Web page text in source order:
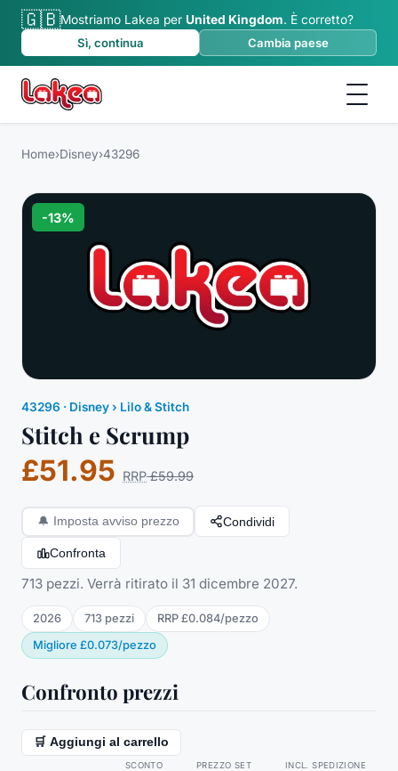
🇬🇧Mostriamo Lakea per United Kingdom. È corretto?
Sì, continua
Cambia paese
Home›Disney›43296
-13%
43296 · Disney› Lilo & Stitch
Stitch e Scrump
£51.95 RRP £59.99
🔔 Imposta avviso prezzo Condividi
Confronta
713 pezzi. Verrà ritirato il 31 dicembre 2027.
2026 713 pezzi RRP £0.084/pezzo
Migliore £0.073/pezzo
Confronto prezzi
🛒 Aggiungi al carrello
SCONTO PREZZO SET INCL. SPEDIZIONE